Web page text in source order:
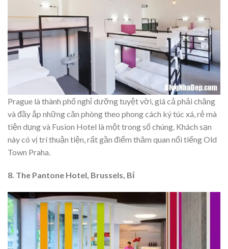
Prague là thành phố nghỉ dưỡng tuyệt vời, giá cả phải chăng
và đầy ắp những căn phòng theo phong cách ký túc xá, rẻ mà
tiện dụng và Fusion Hotel là một trong số chúng. Khách sạn
này có vị trí thuận tiện, rất gần điểm thăm quan nổi tiếng Old
Town Praha.
8. The Pantone Hotel, Brussels, Bỉ